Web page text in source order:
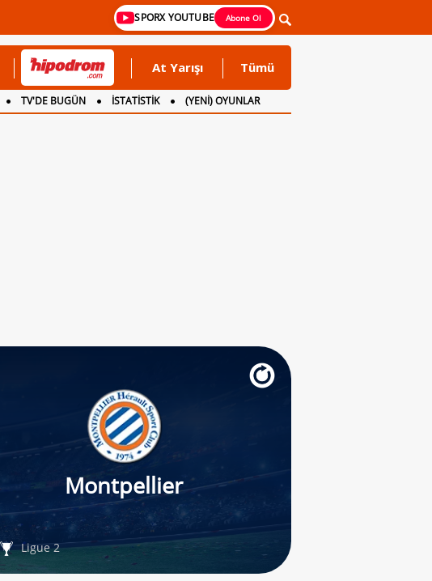
SPORX YOUTUBE Abone Ol
At Yarışı Tümü
TV'DE BUGÜN İSTATİSTİK
(YENİ) OYUNLAR
Montpellier
Ligue 2